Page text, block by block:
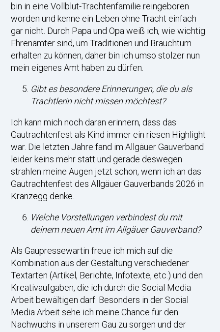
bin in eine Vollblut-Trachtenfamilie reingeboren
worden und kenne ein Leben ohne Tracht einfach
gar nicht. Durch Papa und Opa weiß ich, wie wichtig
Ehrenämter sind, um Traditionen und Brauchtum
erhalten zu können, daher bin ich umso stolzer nun
mein eigenes Amt haben zu dürfen.
Gibt es besondere Erinnerungen, die du als
Trachtlerin nicht missen möchtest?
Ich kann mich noch daran erinnern, dass das
Gautrachtenfest als Kind immer ein riesen Highlight
war. Die letzten Jahre fand im Allgäuer Gauverband
leider keins mehr statt und gerade deswegen
strahlen meine Augen jetzt schon, wenn ich an das
Gautrachtenfest des Allgäuer Gauverbands 2026 in
Kranzegg denke.
Welche Vorstellungen verbindest du mit
deinem neuen Amt im Allgäuer Gauverband?
Als Gaupressewartin freue ich mich auf die
Kombination aus der Gestaltung verschiedener
Textarten (Artikel, Berichte, Infotexte, etc.) und den
Kreativaufgaben, die ich durch die Social Media
Arbeit bewältigen darf. Besonders in der Social
Media Arbeit sehe ich meine Chance für den
Nachwuchs in unserem Gau zu sorgen und der